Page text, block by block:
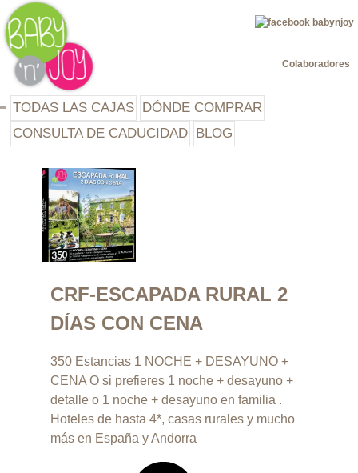
TODAS LAS CAJAS DÓNDE COMPRAR
CONSULTA DE CADUCIDAD BLOG
Colaboradores
CRF-ESCAPADA RURAL 2
DÍAS CON CENA
350 Estancias 1 NOCHE + DESAYUNO +
CENA O si prefieres 1 noche + desayuno +
detalle o 1 noche + desayuno en familia .
Hoteles de hasta 4*, casas rurales y mucho
más en España y Andorra